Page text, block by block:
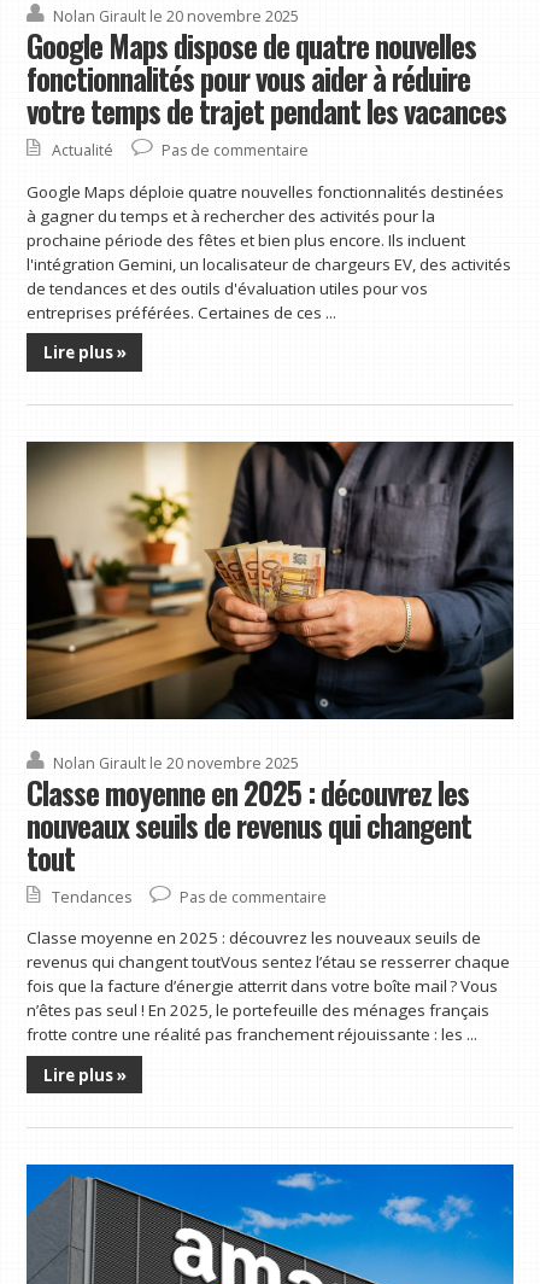
Nolan Girault le 20 novembre 2025
Google Maps dispose de quatre nouvelles
fonctionnalités pour vous aider à réduire
votre temps de trajet pendant les vacances
Actualité Pas de commentaire
Google Maps déploie quatre nouvelles fonctionnalités destinées
à gagner du temps et à rechercher des activités pour la
prochaine période des fêtes et bien plus encore. Ils incluent
l'intégration Gemini, un localisateur de chargeurs EV, des activités
de tendances et des outils d'évaluation utiles pour vos
entreprises préférées. Certaines de ces ...
Lire plus »
Nolan Girault le 20 novembre 2025
Classe moyenne en 2025 : découvrez les
nouveaux seuils de revenus qui changent
tout
Tendances Pas de commentaire
Classe moyenne en 2025 : découvrez les nouveaux seuils de
revenus qui changent toutVous sentez l’étau se resserrer chaque
fois que la facture d’énergie atterrit dans votre boîte mail ? Vous
n’êtes pas seul ! En 2025, le portefeuille des ménages français
frotte contre une réalité pas franchement réjouissante : les ...
Lire plus »